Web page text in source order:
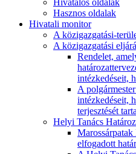
Hivatalos oldalak
Hasznos oldalak
Hivatali monitor
A közigazgatási-
A közigazgatási
Rendelet,
intézkedéseit,
A
intézkedéseit,
terjesztését
Helyi Tanács
elfogadott